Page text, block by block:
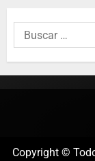
Copyright ©